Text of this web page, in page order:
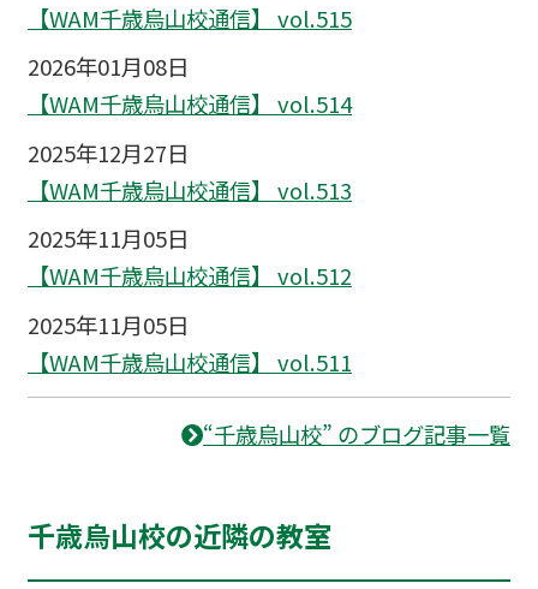
【WAM千歳烏山校通信】 vol.515
2026年01月08日
【WAM千歳烏山校通信】 vol.514
2025年12月27日
【WAM千歳烏山校通信】 vol.513
2025年11月05日
【WAM千歳烏山校通信】 vol.512
2025年11月05日
【WAM千歳烏山校通信】 vol.511
“千歳烏山校” のブログ記事一覧
千歳烏山校の近隣の教室